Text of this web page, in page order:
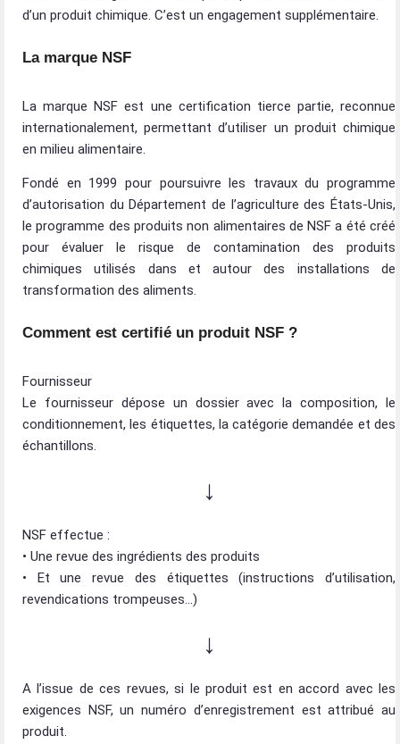
d’un produit chimique. C’est un engagement supplémentaire.
La marque NSF
La marque NSF est une certification tierce partie, reconnue
internationalement, permettant d’utiliser un produit chimique
en milieu alimentaire.
Fondé en 1999 pour poursuivre les travaux du programme
d’autorisation du Département de l’agriculture des États-Unis,
le programme des produits non alimentaires de NSF a été créé
pour évaluer le risque de contamination des produits
chimiques utilisés dans et autour des installations de
transformation des aliments.
Comment est certifié un produit NSF ?
Fournisseur
Le fournisseur dépose un dossier avec la composition, le
conditionnement, les étiquettes, la catégorie demandée et des
échantillons.
↓
NSF effectue :
• Une revue des ingrédients des produits
• Et une revue des étiquettes (instructions d’utilisation,
revendications trompeuses…)
↓
A l’issue de ces revues, si le produit est en accord avec les
exigences NSF, un numéro d’enregistrement est attribué au
produit.